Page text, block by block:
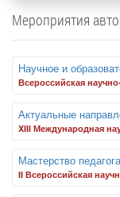
Мероприятия
Научное и
Всероссийская
Актуальные
XIII Международная
Мастерство
II Всероссийская